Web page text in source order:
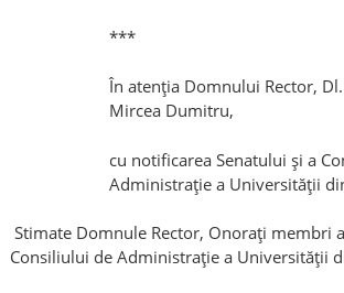
***
În atenția Domnului Rector,
Mircea Dumitru,
cu notificarea Senatului și a
Administrație a Universității
Stimate Domnule Rector, Onorați membri
Consiliului de Administrație a Universității